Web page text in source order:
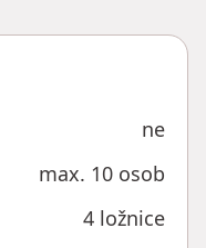
ne
max. 10 osob
4 ložnice